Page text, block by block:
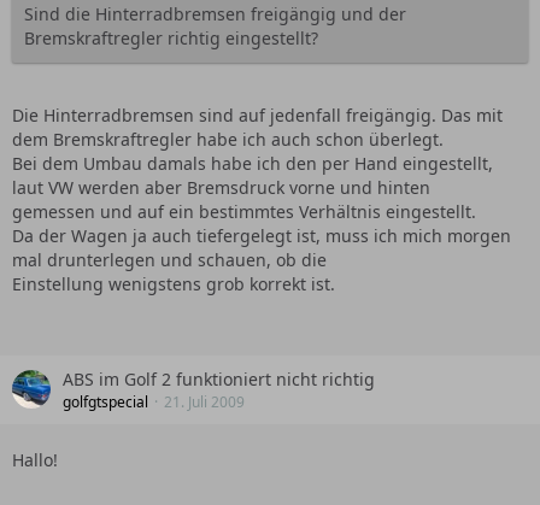
Sind die Hinterradbremsen freigängig und der
Bremskraftregler richtig eingestellt?
Die Hinterradbremsen sind auf jedenfall freigängig. Das mit
dem Bremskraftregler habe ich auch schon überlegt.
Bei dem Umbau damals habe ich den per Hand eingestellt,
laut VW werden aber Bremsdruck vorne und hinten
gemessen und auf ein bestimmtes Verhältnis eingestellt.
Da der Wagen ja auch tiefergelegt ist, muss ich mich morgen
mal drunterlegen und schauen, ob die
Einstellung wenigstens grob korrekt ist.
ABS im Golf 2 funktioniert nicht richtig
golfgtspecial 21. Juli 2009
Hallo!